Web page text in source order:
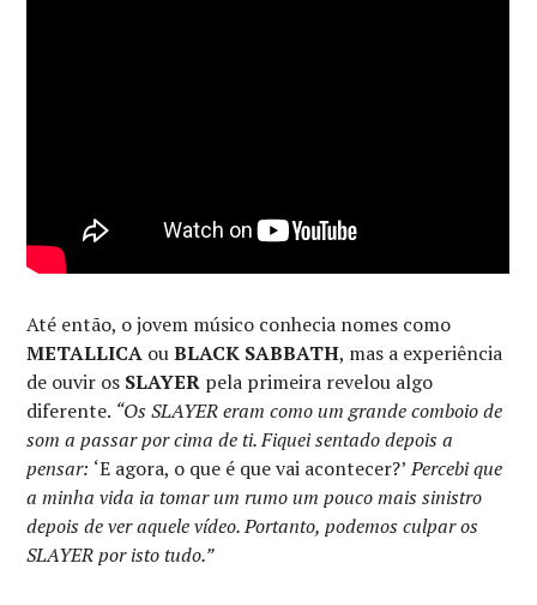
Até então, o jovem músico conhecia nomes como
METALLICA ouBLACK SABBATH, mas a experiência
de ouvir os SLAYER pela primeira revelou algo
diferente. “Os SLAYER eram como um grande comboio de
som a passar por cima de ti. Fiquei sentado depois a
pensar: ‘E agora, o que é que vai acontecer?’Percebi que
a minha vida ia tomar um rumo um pouco mais sinistro
depois de ver aquele vídeo. Portanto, podemos culpar os
SLAYER por isto tudo.”